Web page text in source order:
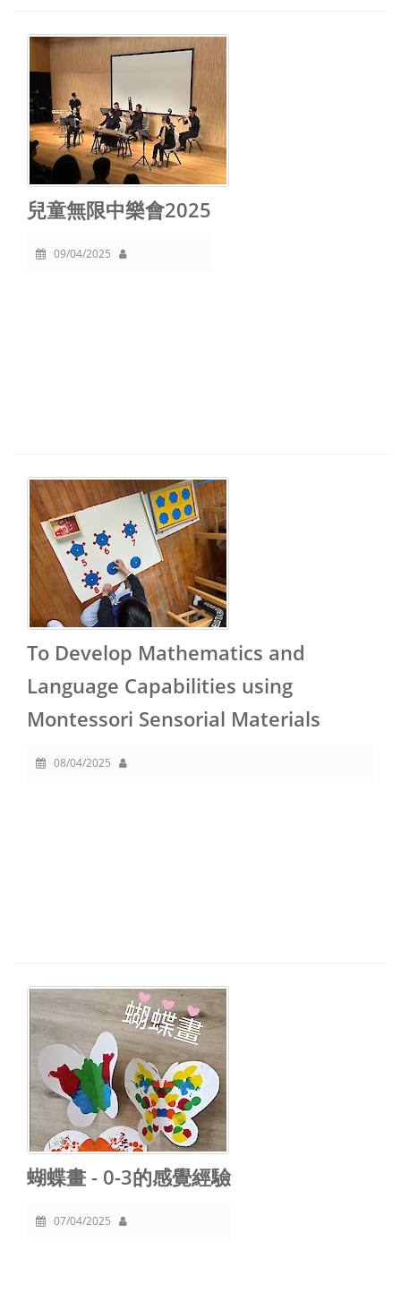
兒童無限中樂會2025
09/04/2025
To Develop Mathematics and
Language Capabilities using
Montessori Sensorial Materials
08/04/2025
蝴蝶畫 - 0-3的感覺經驗
07/04/2025